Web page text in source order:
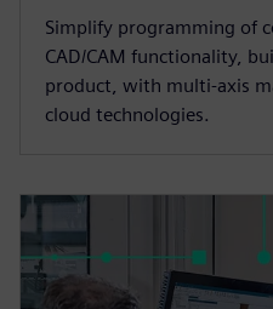
Simplify programming of
CAD/CAM functionality,
product, with multi-axis
cloud technologies.